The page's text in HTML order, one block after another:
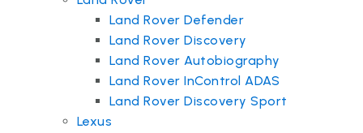
Land Rover Defender
Land Rover Discovery
Land Rover Autobiography
Land Rover InControl ADAS
Land Rover Discovery Sport
Lexus